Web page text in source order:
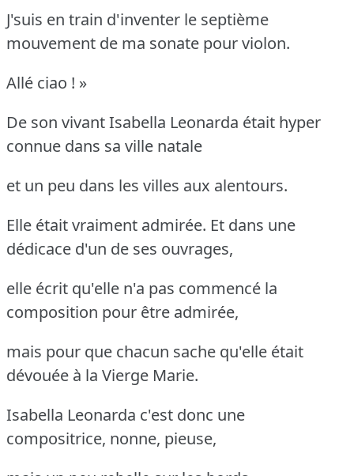
J'suis en train d'inventer le septième
mouvement de ma sonate pour violon.
Allé ciao ! »
De son vivant Isabella Leonarda était hyper
connue dans sa ville natale
et un peu dans les villes aux alentours.
Elle était vraiment admirée. Et dans une
dédicace d'un de ses ouvrages,
elle écrit qu'elle n'a pas commencé la
composition pour être admirée,
mais pour que chacun sache qu'elle était
dévouée à la Vierge Marie.
Isabella Leonarda c'est donc une
compositrice, nonne, pieuse,